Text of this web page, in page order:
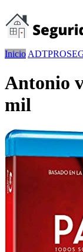
Inicio ADT
Antonio
mil